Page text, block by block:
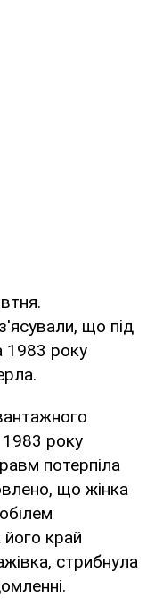
що під
1983 року
1983 року
потерпіла
що жінка
край
стрибнула